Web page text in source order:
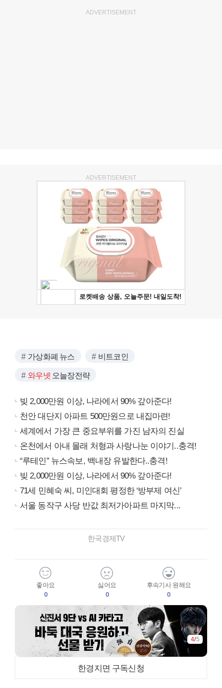
ADVERTISEMENT
ADVERTISEMENT
가상화폐 뉴스 비트코인
와우넷 오늘장전략
빚 2,000만원 이상, 나라에서 90% 갚아준다!
천안 대단지 아파트 500만원으로 내집마련!
세계에서 가장 큰 중요부위를 가진 남자의 진실
온천에서 아내 몰래 처형과 사랑나눈 이야기..충격!
“루테인” 뉴스속보, 백내장 유발한다..충격!
빚 2,000만원 이상, 나라에서 90% 갚아준다!
71세 민혜숙 씨, 미인대회 평정한 ‘방부제 여신’
서울 동작구 사당 반값 최저가아파트 마지막...
한국경제TV
좋아요
0
싫어요
0
후속기사 원해요
0
4/5
한경지면 구독신청